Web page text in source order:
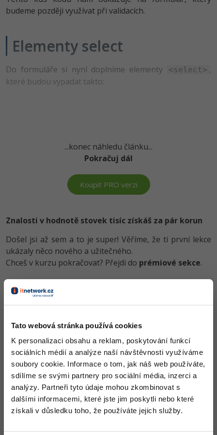
Tato webová stránka používá cookies
K personalizaci obsahu a reklam, poskytování funkcí
sociálních médií a analýze naší návštěvnosti využíváme
soubory cookie. Informace o tom, jak náš web používáte,
sdílíme se svými partnery pro sociální média, inzerci a
analýzy. Partneři tyto údaje mohou zkombinovat s
dalšími informacemi, které jste jim poskytli nebo které
získali v důsledku toho, že používáte jejich služby.
Copywriter
WordPress specialista
-41%
Umělá inteligence (AI)
Pro děti
Více
Testování softwaru
Datová analýza
Marketing -30%
WordPress
-30%
UX
Kryptoměny
Copywriting -30%
MS Office -80%
Google Dokumenty
Time management
Kurzy designu
HTML/CSS
-80%
Adobe Lightroom -30%
Adobe InDesign
Blender -80%
Inkscape
Fotografování -80%
Video
Příběhy absolventů
Kariéra
Pro firmy
budeme později využívat při validacích.
Elementy select
Do formuláře si nyní doplníme elementy <select> ,
které budou vypadat takto:
...konec náhledu článku...
Pokračuj dál
Koupit PRO verzi
Znalosti v hodnotě stovek tisíc získáš za pár korun
Došel jsi až sem a to je super! Věříme, že ti první lekce
ukázaly něco nového a užitečného.
Chceš v kurzu pokračovat? Přejdi do prémiové sekce.
Před koupí tohoto článku je třeba
sesmluvními podmínkami
Co od nás v dalších lekcích dostaneš?
Přístup k jednotlivým lekcím dle způsobu pořízení.
Kvalitní znalostiv oblasti IT.
Dovednosti, které ti pomohou získat vysněnou a
dobře placenou práci.